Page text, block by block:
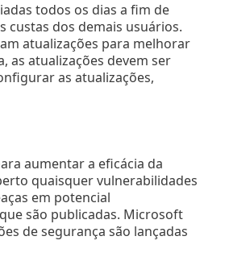
todos os dias a fim de
custas dos demais usuários.
atualizações para melhorar
as atualizações devem ser
as atualizações,
aumentar a eficácia da
quaisquer vulnerabilidades
em potencial
são publicadas. Microsoft
de segurança são lançadas